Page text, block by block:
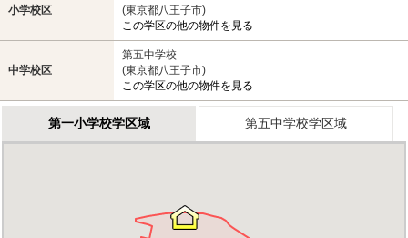
小学校区
(東京都八王子市)
この学区の他の物件を見る
中学校区
第五中学校
(東京都八王子市)
この学区の他の物件を見る
第一小学校学区域 第五中学校学区域